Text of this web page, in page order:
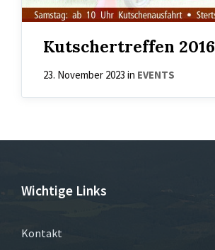
Kutschertreffen 2016
23. November 2023 in EVENTS
Wichtige Links
Kontakt